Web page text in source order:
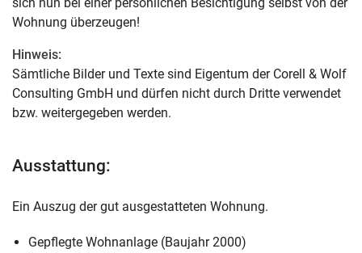
Wohnung überzeugen!
Hinweis:
Sämtliche Bilder und Texte sind Eigentum der Corell & Wolf
Consulting GmbH und dürfen nicht durch Dritte verwendet
bzw. weitergegeben werden.
Ausstattung:
Ein Auszug der gut ausgestatteten Wohnung.
Gepflegte Wohnanlage (Baujahr 2000)